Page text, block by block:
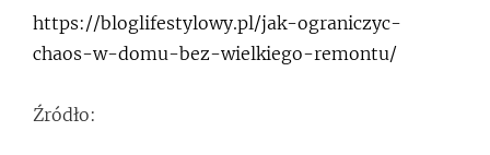
https://bloglifestylowy.pl/jak-ograniczyc-
chaos-w-domu-bez-wielkiego-remontu/
Źródło: